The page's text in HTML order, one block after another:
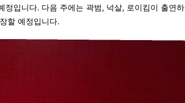
정입니다. 다음 주에는 곽범, 넉살, 로이킴이 출연하
할 예정입니다.